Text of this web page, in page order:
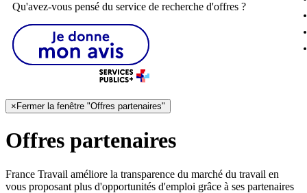
Qu'avez-vous pensé du service de recherche d'offres ?
× Fermer la fenêtre "Offres partenaires"
Offres partenaires
France Travail améliore la transparence du marché du travail en
vous proposant plus d'opportunités d'emploi grâce à ses partenaires